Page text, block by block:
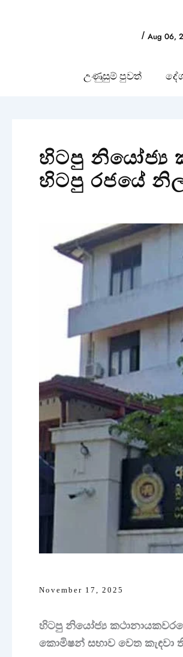
/ Aug 06,
උණුසුම් පුවත්
හිටපු නියෝජ්‍ය
හිටපු රජයේ
November 17, 2025
හිටපු නියෝජ්‍ය
කොමිෂන් සභාව වෙත කැඳවා